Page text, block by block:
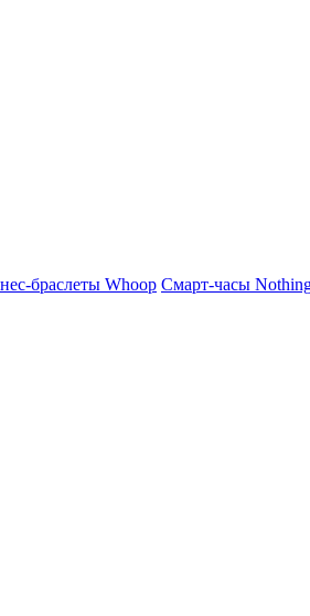
браслеты Whoop Смарт-часы